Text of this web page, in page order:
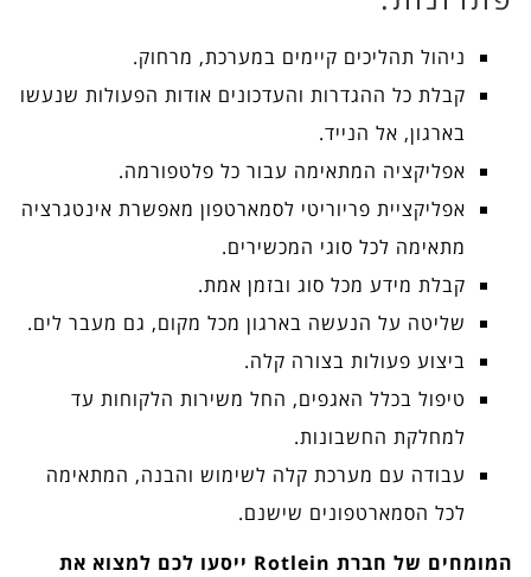
ניהול תהליכים קיימים במערכת, מרחוק.
קבלת כל ההגדרות והעדכונים אודות הפעולות שנעשו
בארגון, אל הנייד.
אפליקציה המתאימה עבור כל פלטפורמה.
אפליקציית פריוריטי לסמארטפון מאפשרת אינטגרציה
מתאימה לכל סוגי המכשירים.
קבלת מידע מכל סוג ובזמן אמת.
שליטה על הנעשה בארגון מכל מקום, גם מעבר לים.
ביצוע פעולות בצורה קלה.
טיפול בכלל האגפים, החל משירות הלקוחות עד
למחלקת החשבונות.
עבודה עם מערכת קלה לשימוש והבנה, המתאימה
לכל הסמארטפונים שישנם.
המומחים של חברת
ייסעו לכם למצוא את